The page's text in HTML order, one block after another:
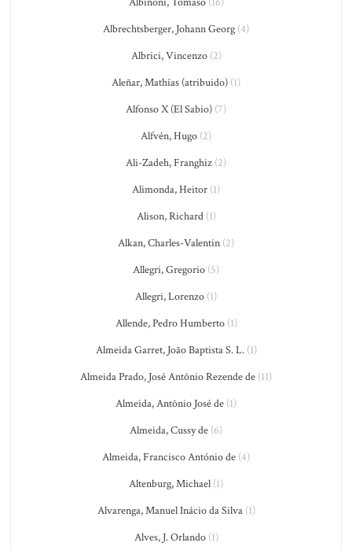
Albrechtsberger, Johann Georg (4)
Albrici, Vincenzo(2)
Aleñar, Mathías (atribuido) (1)
Alfonso X (El Sabio) (7)
Alfvén, Hugo (2)
Ali-Zadeh, Franghiz (2)
Alimonda, Heitor (1)
Alison, Richard(1)
Alkan, Charles-Valentin (2)
Allegri, Gregorio (5)
Allegri, Lorenzo (1)
Allende, Pedro Humberto(1)
Almeida Garret, João Baptista S. L.(1)
Almeida Prado, José Antônio Rezende de (11)
Almeida, Antônio José de (1)
Almeida, Cussy de (6)
Almeida, Francisco António de (4)
Altenburg, Michael (1)
Alvarenga, Manuel Inácio da Silva(1)
Alves, J. Orlando(1)